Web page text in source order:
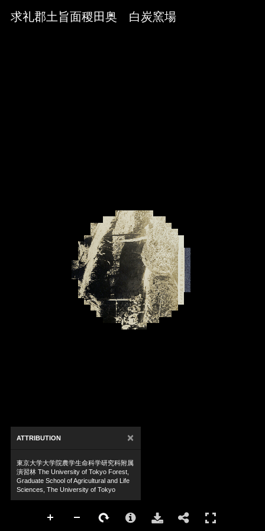
Media Viewer
求礼郡土旨面稷田奥 白炭窯場
ATTRIBUTION ×
東京大学大学院農学生命科学研究科附属
演習林 The University of Tokyo Forest,
Graduate School of Agricultural and Life
Sciences, The University of Tokyo